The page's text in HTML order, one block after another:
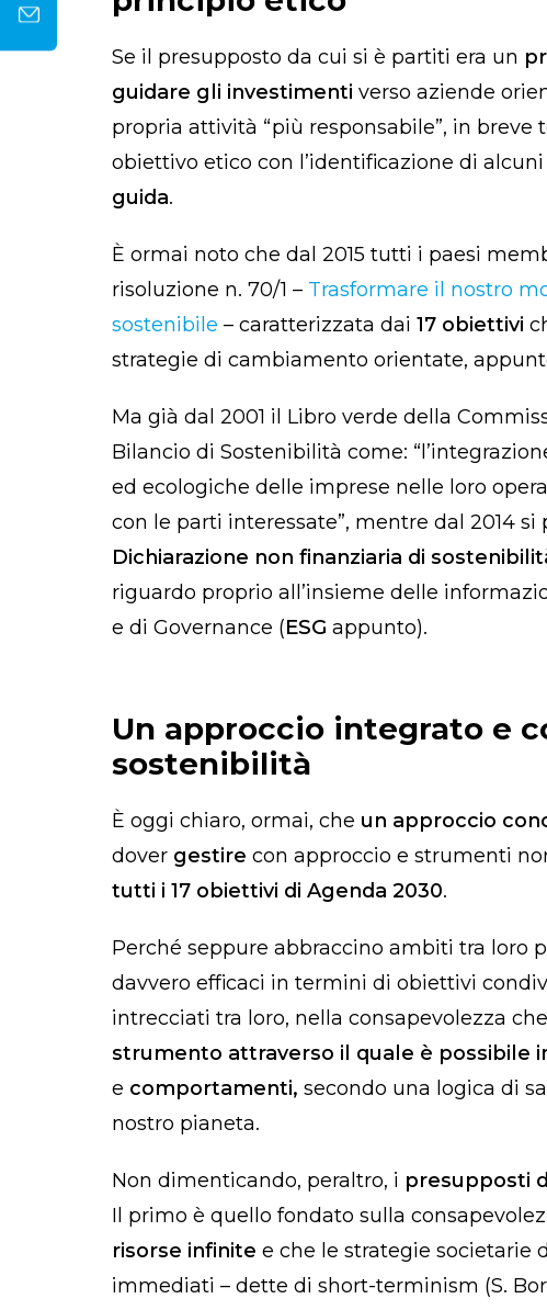
Se il presupposto da cui si è partiti era un
guidare gli investimenti verso aziende
propria attività “più responsabile”, in
obiettivo etico con l’identificazione di alcuni
guida.
È ormai noto che dal 2015 tutti i paesi
risoluzione n. 70/1 – Trasformare il nostro
sostenibile – caratterizzata dai 17 obiettivi
strategie di cambiamento orientate,
Ma già dal 2001 il Libro verde della
Bilancio di Sostenibilità come:
ed ecologiche delle imprese nelle loro
con le parti interessate”, mentre dal 2014
Dichiarazione non finanziaria di
riguardo proprio all’insieme delle
e di Governance (ESG appunto).
Un approccio integrato e
sostenibilità
È oggi chiaro, ormai, che un approccio
dover gestire con approccio e strumenti
tutti i 17 obiettivi di Agenda 2030.
Perché seppure abbraccino ambiti tra loro
davvero efficaci in termini di obiettivi
intrecciati tra loro, nella consapevolezza che
strumento attraverso il quale è possibile
e comportamenti, secondo una logica di
nostro pianeta.
Non dimenticando, peraltro, i presupposti
Il primo è quello fondato sulla
risorse infinite e che le strategie societarie
immediati – dette di short-terminism (S.